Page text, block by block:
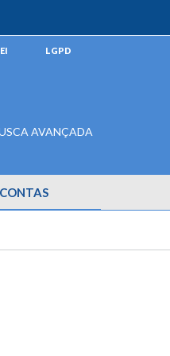
LGPD
AVANÇADA